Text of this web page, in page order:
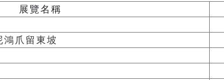
展覽名稱
爪留東坡